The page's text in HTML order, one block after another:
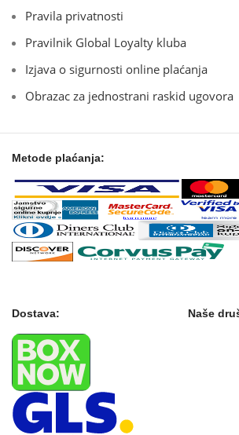
Pravila privatnosti
Pravilnik Global Loyalty kluba
Izjava o sigurnosti online plaćanja
Obrazac za jednostrani raskid ugovora
Metode plaćanja:
Dostava: Naše